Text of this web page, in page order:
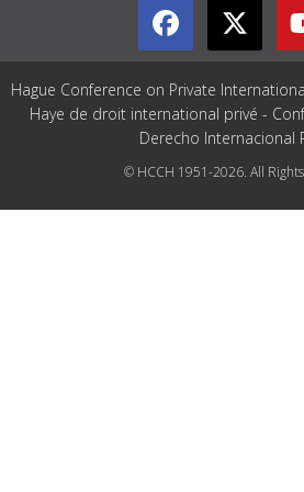
Hague Conference on Private
Haye de droit international privé -
Derecho Internacional
© HCCH 1951-2026. All